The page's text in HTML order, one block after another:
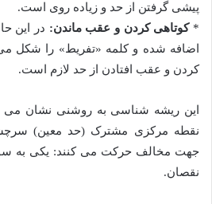
پیشی گرفتن از حد و زیاده روی است.
*کوتاهی کردن و عقب ماندن: در این
اضافه شده و کلمه «تفریط» را شکل
کردن و عقب افتادن از حد لازم است.
این ریشه شناسی به روشنی نشان می
نقطه مرکزی مشترک (حد معین)
جهت مخالف حرکت می کنند: یکی به
نقصان.